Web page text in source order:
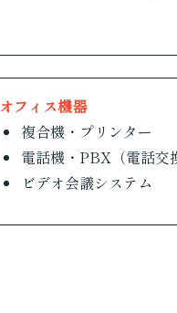
オフィス機器
複合機・プリンター
電話機・PBX（電話交
ビデオ会議システム